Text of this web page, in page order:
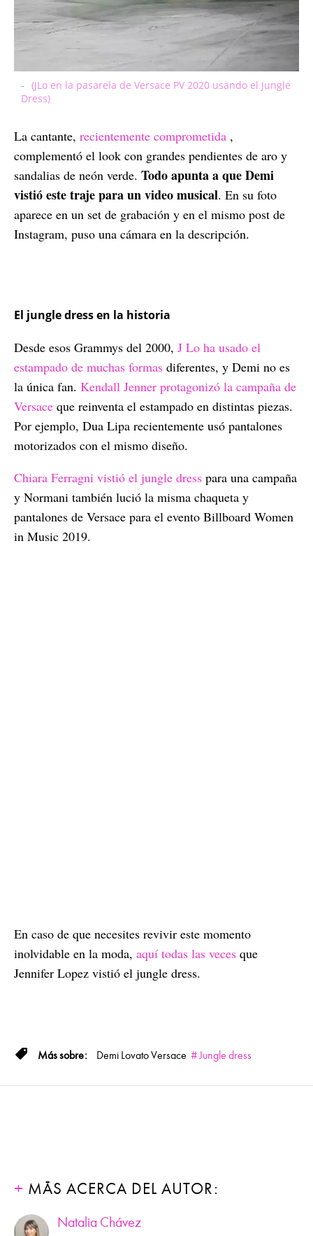
- (JLo en la pasarela de Versace PV 2020 usando el Jungle
Dress)
La cantante, recientemente comprometida ,
complementó el look con grandes pendientes de aro y
sandalias de neón verde. Todo apunta a que Demi
vistió este traje para un video musical. En su foto
aparece en un set de grabación y en el mismo post de
Instagram, puso una cámara en la descripción.
El jungle dress en la historia
Desde esos Grammys del 2000, J Lo ha usado el
estampado de muchas formas diferentes, y Demi no es
la única fan. Kendall Jenner protagonizó la campaña de
Versace que reinventa el estampado en distintas piezas.
Por ejemplo, Dua Lipa recientemente usó pantalones
motorizados con el mismo diseño.
Chiara Ferragni vistió el jungle dress para una campaña
y Normani también lució la misma chaqueta y
pantalones de Versace para el evento Billboard Women
in Music 2019.
En caso de que necesites revivir este momento
inolvidable en la moda, aquí todas las veces que
Jennifer Lopez vistió el jungle dress.
Demi LovatoVersace Jungle dress
MÁS ACERCA DEL AUTOR:
Natalia Chávez